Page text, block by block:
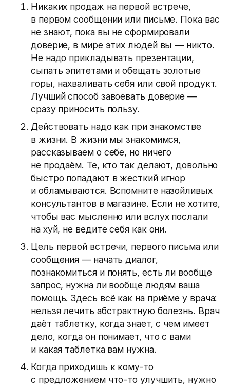
Никаких продаж на первой встрече,
в первом сообщении или письме. Пока вас
не знают, пока вы не сформировали
доверие, в мире этих людей вы — никто.
Не надо прикладывать презентации,
сыпать эпитетами и обещать золотые
горы, нахваливать себя или свой продукт.
Лучший способ завоевать доверие —
сразу приносить пользу.
Действовать надо как при знакомстве
в жизни. В жизни мы знакомимся,
рассказываем о себе, но ничего
не продаём. Те, кто так делают, довольно
быстро попадают в жесткий игнор
и обламываются. Вспомните назойливых
консультантов в магазине. Если не хотите,
чтобы вас мысленно или вслух послали
на хуй, не ведите себя как они.
Цель первой встречи, первого письма или
сообщения — начать диалог,
познакомиться и понять, есть ли вообще
запрос, нужна ли вообще людям ваша
помощь. Здесь всё как на приёме у врача:
нельзя лечить абстрактную болезнь. Врач
даёт таблетку, когда знает, с чем имеет
дело, когда он понимает, что с вами
и какая таблетка вам нужна.
Когда приходишь к кому-то
с предложением что-то улучшить, нужно